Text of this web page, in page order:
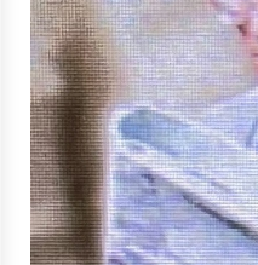
การ
ดำเนิน
งาน
การ
ให้
บริการ